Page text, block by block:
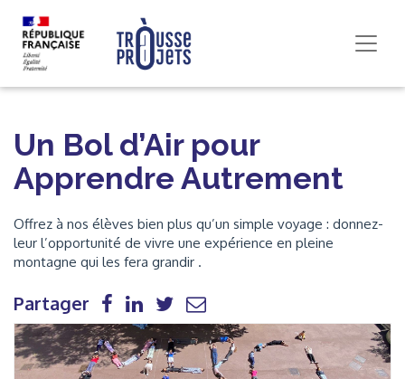
Un Bol d’Air pour
Apprendre Autrement
Offrez à nos élèves bien plus qu’un simple voyage : donnez-
leur l’opportunité de vivre une expérience en pleine
montagne qui les fera grandir .
Partager